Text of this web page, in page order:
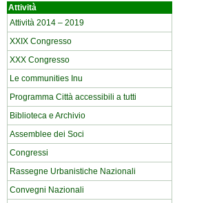
Attività
Attività 2014 – 2019
XXIX Congresso
XXX Congresso
Le communities Inu
Programma Città accessibili a tutti
Biblioteca e Archivio
Assemblee dei Soci
Congressi
Rassegne Urbanistiche Nazionali
Convegni Nazionali